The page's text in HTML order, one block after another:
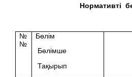
Нормативті
№
№
Бөлім
Бөлімше
Тақырып